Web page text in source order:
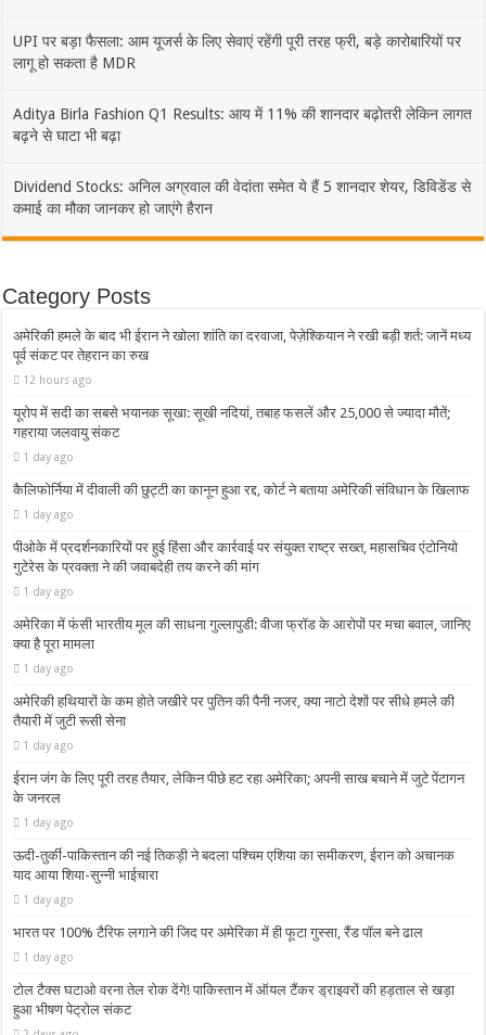
UPI पर बड़ा फैसला: आम यूजर्स के लिए सेवाएं रहेंगी पूरी तरह फ्री, बड़े कारोबारियों पर
लागू हो सकता है MDR
Aditya Birla Fashion Q1 Results: आय में 11% की शानदार बढ़ोतरी लेकिन लागत
बढ़ने से घाटा भी बढ़ा
Dividend Stocks: अनिल अग्रवाल की वेदांता समेत ये हैं 5 शानदार शेयर, डिविडेंड से
कमाई का मौका जानकर हो जाएंगे हैरान
Category Posts
अमेरिकी हमले के बाद भी ईरान ने खोला शांति का दरवाजा, पेज़ेश्कियान ने रखी बड़ी शर्त: जानें मध्य
पूर्व संकट पर तेहरान का रुख
12 hours ago
यूरोप में सदी का सबसे भयानक सूखा: सूखी नदियां, तबाह फसलें और 25,000 से ज्यादा मौतें;
गहराया जलवायु संकट
1 day ago
कैलिफोर्निया में दीवाली की छुट्टी का कानून हुआ रद्द, कोर्ट ने बताया अमेरिकी संविधान के खिलाफ
1 day ago
पीओके में प्रदर्शनकारियों पर हुई हिंसा और कार्रवाई पर संयुक्त राष्ट्र सख्त, महासचिव एंटोनियो
गुटेरेस के प्रवक्ता ने की जवाबदेही तय करने की मांग
1 day ago
अमेरिका में फंसी भारतीय मूल की साधना गुल्लापुडी: वीजा फ्रॉड के आरोपों पर मचा बवाल, जानिए
क्या है पूरा मामला
1 day ago
अमेरिकी हथियारों के कम होते जखीरे पर पुतिन की पैनी नजर, क्या नाटो देशों पर सीधे हमले की
तैयारी में जुटी रूसी सेना
1 day ago
ईरान जंग के लिए पूरी तरह तैयार, लेकिन पीछे हट रहा अमेरिका; अपनी साख बचाने में जुटे पेंटागन
के जनरल
1 day ago
ऊदी-तुर्की-पाकिस्तान की नई तिकड़ी ने बदला पश्चिम एशिया का समीकरण, ईरान को अचानक
याद आया शिया-सुन्नी भाईचारा
1 day ago
भारत पर 100% टैरिफ लगाने की जिद पर अमेरिका में ही फूटा गुस्सा, रैंड पॉल बने ढाल
1 day ago
टोल टैक्स घटाओ वरना तेल रोक देंगे! पाकिस्तान में ऑयल टैंकर ड्राइवरों की हड़ताल से खड़ा
हुआ भीषण पेट्रोल संकट